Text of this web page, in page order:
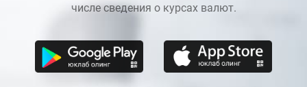
числе сведения о курсах валют.